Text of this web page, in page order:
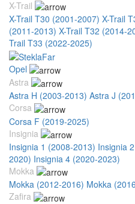
X-Trail
X-Trail T30 (2001-2007) X-Trail
(2011-2013) X-Trail T32 (2014-
Trail T33 (2022-2025)
Opel
Astra
Astra H (2003-2013) Astra J
Corsa
Corsa F (2019-2025)
Insignia
Insignia 1 (2008-2013) Insignia
2020) Insignia 4 (2020-2023)
Mokka
Mokka (2012-2016) Mokka
Zafira